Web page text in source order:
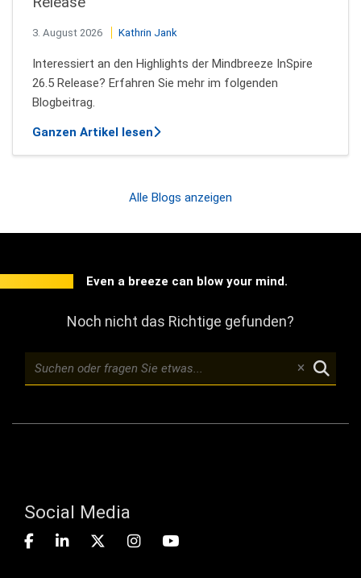
3. August 2026 Kathrin Jank
Interessiert an den Highlights der Mindbreeze InSpire
26.5 Release? Erfahren Sie mehr im folgenden
Blogbeitrag.
Ganzen Artikel lesenüber Die Neuheiten der
Alle Blogs anzeigen
Even a breeze can blow your mind.
Noch nicht das Richtige gefunden?
Social Media